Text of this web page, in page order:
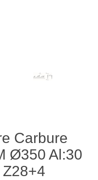
Carbure
Ø350 Al:30